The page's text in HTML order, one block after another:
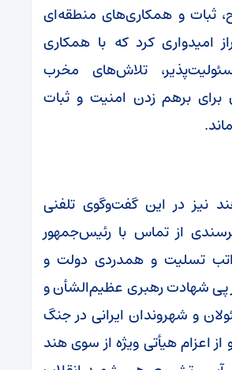
ثبات و همکاری‌های منطقه‌ای
امیدواری کرد که با همکاری
تلاش‌های مخرب
برای برهم زدن امنیت و ثبات
نیز در این گفت‌وگوی تلفنی
از تماس با رئیس‌جمهور
تسلیت و همدردی دولت و
پی شهادت رهبری عظیم‌الشأن و
و شهروندان ایرانی در جنگ
و از اعزام هیأتی ویژه از سوی هند